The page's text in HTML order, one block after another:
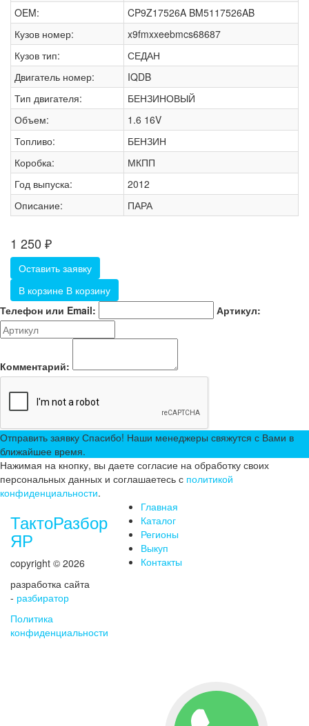
OEM:
CP9Z17526A BM5117526AB
Кузов номер:
x9fmxxeebmcs68687
Кузов тип:
СЕДАН
Двигатель номер:
IQDB
Тип двигателя:
БЕНЗИНОВЫЙ
Объем:
1.6 16V
Топливо:
БЕНЗИН
Коробка:
МКПП
Год выпуска:
2012
Описание:
ПАРА
1 250 ₽
Оставить заявку
В корзине В корзину
Телефон или Email:
Артикул:
Комментарий:
Отправить заявку Спасибо! Наши менеджеры свяжутся с Вами в
ближайшее время.
Нажимая на кнопку, вы даете согласие на обработку своих
персональных данных и соглашаетесь с политикой
конфиденциальности.
ТактоРазбор
ЯР
copyright © 2026
разработка сайта
- разбиратор
Политика
конфиденциальности
Главная
Каталог
Регионы
Выкуп
Контакты